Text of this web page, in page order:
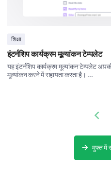
What improvements
orientation program's
शिक्षा
इंटर्नशिप कार्यक्रम मूल्यांकन टेम्पलेट
यह इंटर्नशिप कार्यक्रम मूल्यांकन टेम्पलेट
मूल्यांकन करने में सहायता करता है। ...
मुफ्त में